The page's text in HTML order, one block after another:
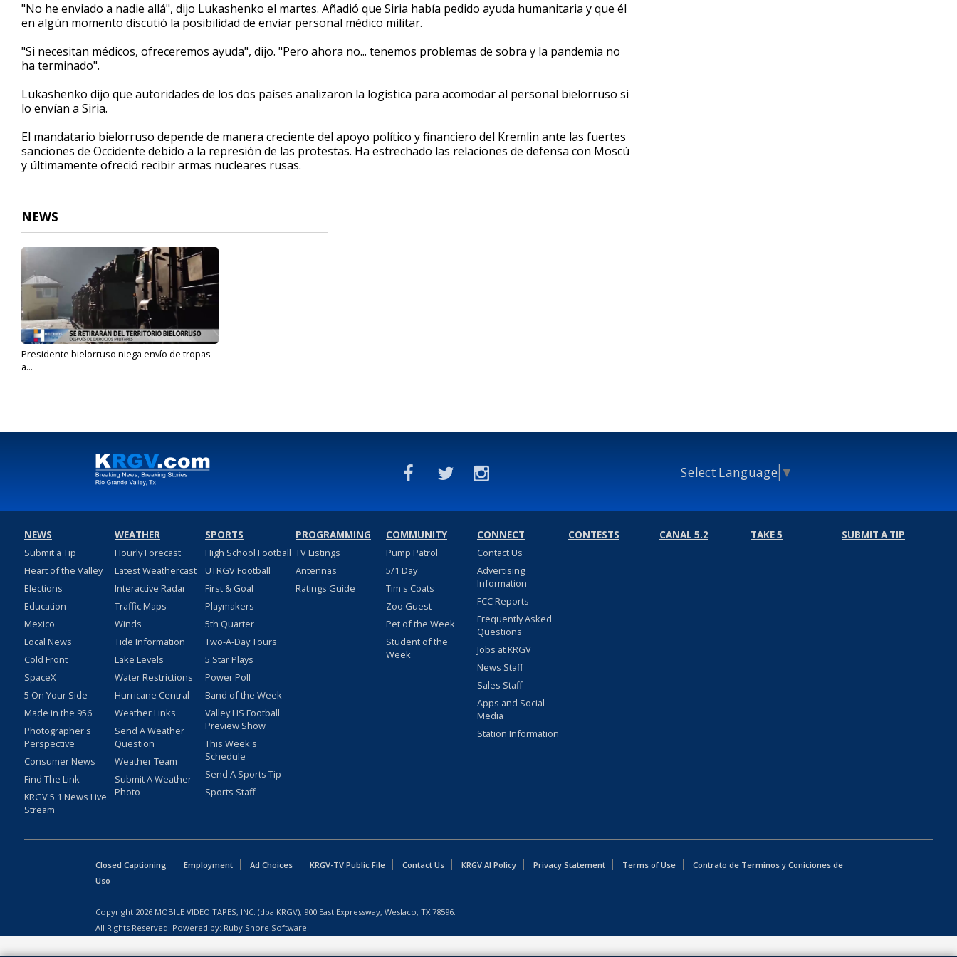
"No he enviado a nadie allá", dijo Lukashenko el martes. Añadió que Siria había pedido ayuda humanitaria y que él
en algún momento discutió la posibilidad de enviar personal médico militar.
"Si necesitan médicos, ofreceremos ayuda", dijo. "Pero ahora no... tenemos problemas de sobra y la pandemia no
ha terminado".
Lukashenko dijo que autoridades de los dos países analizaron la logística para acomodar al personal bielorruso si
lo envían a Siria.
El mandatario bielorruso depende de manera creciente del apoyo político y financiero del Kremlin ante las fuertes
sanciones de Occidente debido a la represión de las protestas. Ha estrechado las relaciones de defensa con Moscú
y últimamente ofreció recibir armas nucleares rusas.
NEWS
Presidente bielorruso niega envío de tropas
a...
Select Language ▼
NEWS
Submit a Tip
Heart of the Valley
Elections
Education
Mexico
Local News
Cold Front
SpaceX
5 On Your Side
Made in the 956
Photographer's
Perspective
Consumer News
Find The Link
KRGV 5.1 News Live
Stream
WEATHER
Hourly Forecast
Latest Weathercast
Interactive Radar
Traffic Maps
Winds
Tide Information
Lake Levels
Water Restrictions
Hurricane Central
Weather Links
Send A Weather
Question
Weather Team
Submit A Weather
Photo
SPORTS
High School Football
UTRGV Football
First & Goal
Playmakers
5th Quarter
Two-A-Day Tours
5 Star Plays
Power Poll
Band of the Week
Valley HS Football
Preview Show
This Week's
Schedule
Send A Sports Tip
Sports Staff
PROGRAMMING
TV Listings
Antennas
Ratings Guide
COMMUNITY
Pump Patrol
5/1 Day
Tim's Coats
Zoo Guest
Pet of the Week
Student of the
Week
CONNECT
Contact Us
Advertising
Information
FCC Reports
Frequently Asked
Questions
Jobs at KRGV
News Staff
Sales Staff
Apps and Social
Media
Station Information
CONTESTS CANAL 5.2 TAKE 5 SUBMIT A TIP
Closed Captioning Employment Ad Choices KRGV-TV Public File Contact Us KRGV AI Policy Privacy Statement Terms of Use
Contrato de Terminos y Coniciones de
Uso
Copyright 2026 MOBILE VIDEO TAPES, INC. (dba KRGV), 900 East Expressway, Weslaco, TX 78596.
All Rights Reserved. Powered by: Ruby Shore Software